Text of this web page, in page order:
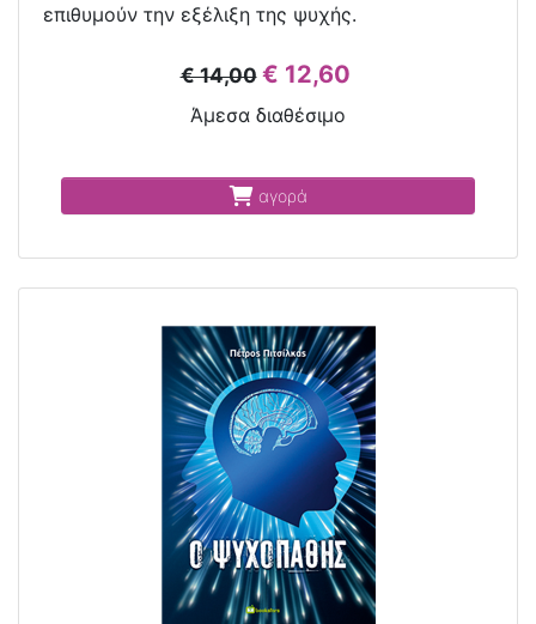
επιθυμούν την εξέλιξη της ψυχής.
€ 14,00 € 12,60
Άμεσα διαθέσιμο
αγορά